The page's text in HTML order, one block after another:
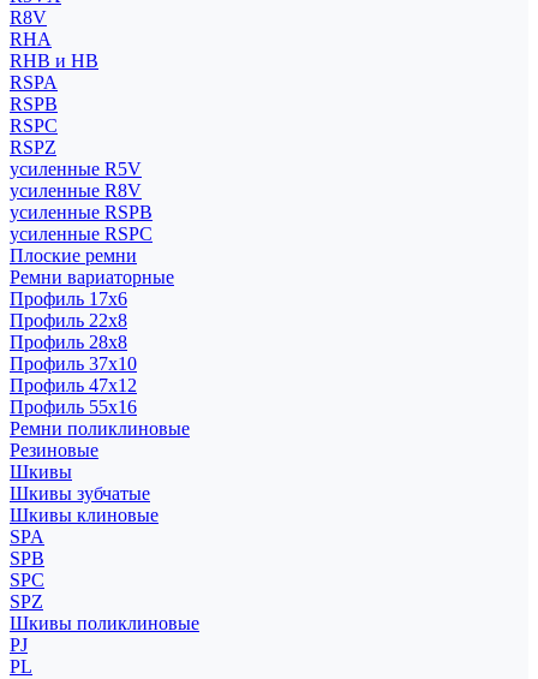
R8V
RHA
RHB и HB
RSPA
RSPB
RSPC
RSPZ
усиленные R5V
усиленные R8V
усиленные RSPB
усиленные RSPC
Плоские ремни
Ремни вариаторные
Профиль 17x6
Профиль 22x8
Профиль 28x8
Профиль 37x10
Профиль 47x12
Профиль 55x16
Ремни поликлиновые
Резиновые
Шкивы
Шкивы зубчатые
Шкивы клиновые
SPA
SPB
SPC
SPZ
Шкивы поликлиновые
PJ
PL